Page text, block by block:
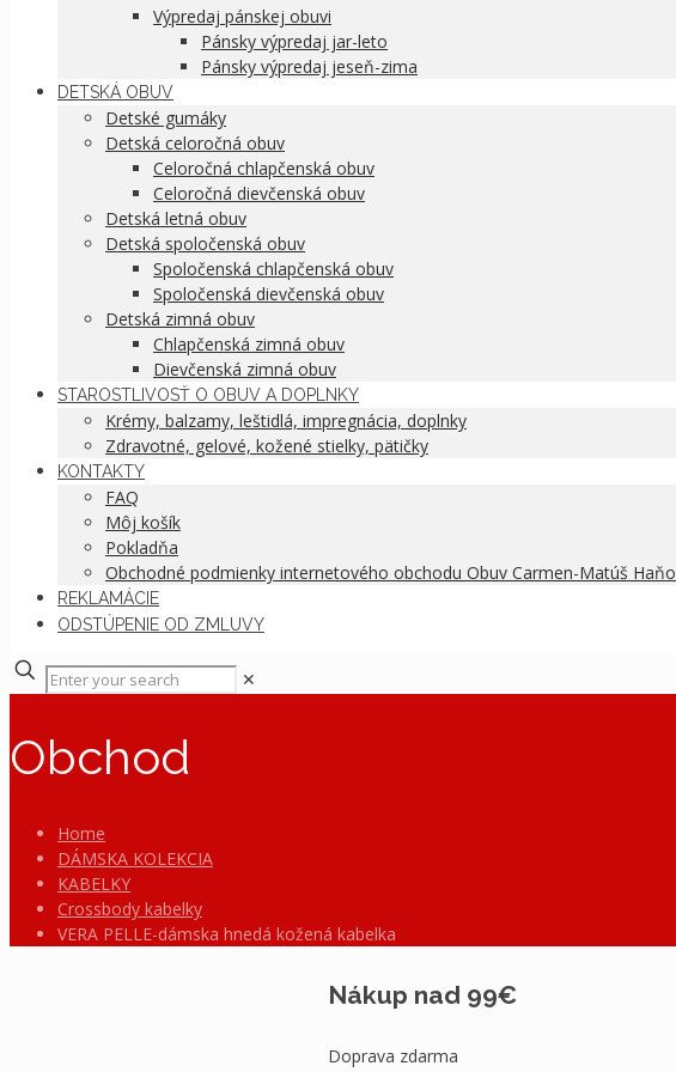
Výpredaj pánskej obuvi
Pánsky výpredaj jar-leto
Pánsky výpredaj jeseň-zima
DETSKÁ OBUV
Detské gumáky
Detská celoročná obuv
Celoročná chlapčenská obuv
Celoročná dievčenská obuv
Detská letná obuv
Detská spoločenská obuv
Spoločenská chlapčenská obuv
Spoločenská dievčenská obuv
Detská zimná obuv
Chlapčenská zimná obuv
Dievčenská zimná obuv
STAROSTLIVOSŤ O OBUV A DOPLNKY
Krémy, balzamy, leštidlá, impregnácia, doplnky
Zdravotné, gelové, kožené stielky, pätičky
KONTAKTY
FAQ
Môj košík
Pokladňa
Obchodné podmienky internetového obchodu Obuv Carmen-Matúš Haňo
REKLAMÁCIE
ODSTÚPENIE OD ZMLUVY
✕
Obchod
Home
DÁMSKA KOLEKCIA
KABELKY
Crossbody kabelky
VERA PELLE-dámska hnedá kožená kabelka
Nákup nad 99€
Doprava zdarma